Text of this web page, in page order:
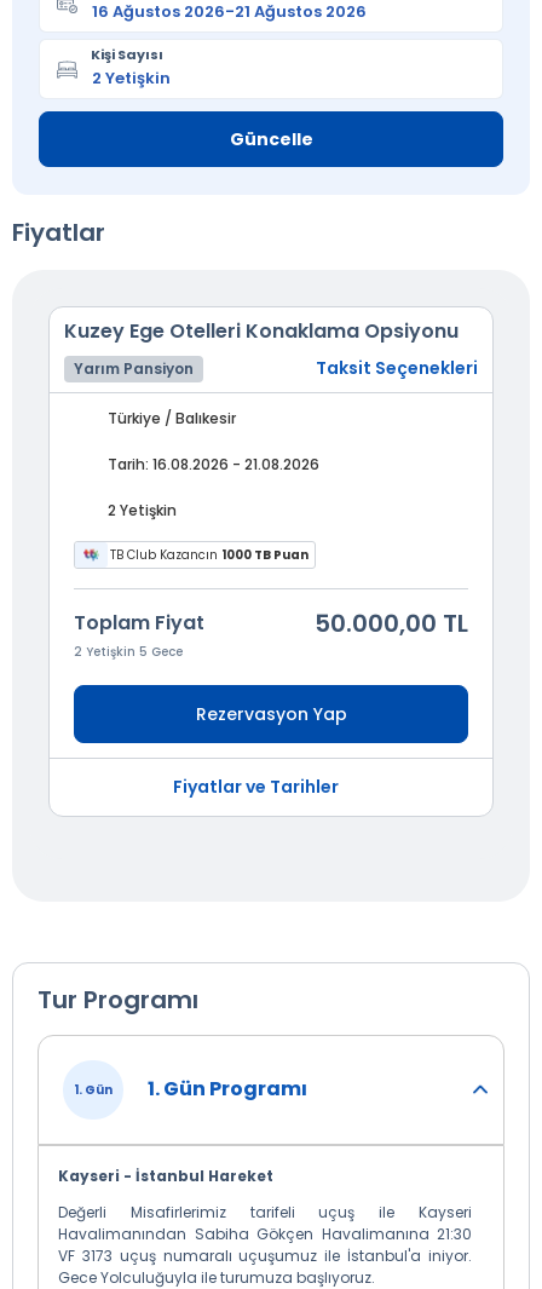
Kişi Sayısı
Güncelle
Fiyatlar
Kuzey Ege Otelleri Konaklama Opsiyonu
Yarım Pansiyon Taksit Seçenekleri
Türkiye / Balıkesir
Tarih: 16.08.2026 - 21.08.2026
2 Yetişkin
TB Club Kazancın 1000 TB Puan
Toplam Fiyat
2 Yetişkin 5 Gece
50.000,00 TL
Rezervasyon Yap
Fiyatlar ve Tarihler
Tur Programı
1. Gün 1. Gün Programı
Kayseri - İstanbul Hareket
Değerli Misafirlerimiz tarifeli uçuş ile Kayseri
Havalimanından Sabiha Gökçen Havalimanına 21:30
VF 3173 uçuş numaralı uçuşumuz ile İstanbul'a iniyor.
Gece Yolculuğuyla ile turumuza başlıyoruz.